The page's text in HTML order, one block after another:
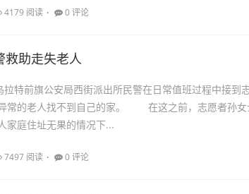
4179 阅读 0 评论
救助走失老人
特前旗公安局西街派出所民警在日常值班过程中接到
常的老人找不到自己的家。 在这之前，志愿者孙女
家庭住址无果的情况下...
7497 阅读 0 评论